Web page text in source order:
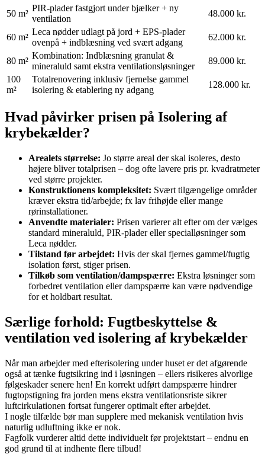
50 m²
PIR-plader fastgjort under bjælker + ny
ventilation
48.000 kr.
60 m²
Leca nødder udlagt på jord + EPS-plader
ovenpå + indblæsning ved svært adgang
62.000 kr.
80 m²
Kombination: Indblæsning granulat &
mineraluld samt ekstra ventilationsløsninger
89.000 kr.
100
m²
Totalrenovering inklusiv fjernelse gammel
isolering & etablering ny adgang
128.000 kr.
Hvad påvirker prisen på Isolering af
krybekælder?
Arealets størrelse: Jo større areal der skal isoleres, desto
højere bliver totalprisen – dog ofte lavere pris pr. kvadratmeter
ved større projekter.
Konstruktionens kompleksitet: Svært tilgængelige områder
kræver ekstra tid/arbejde; fx lav frihøjde eller mange
rørinstallationer.
Anvendte materialer: Prisen varierer alt efter om der vælges
standard mineraluld, PIR-plader eller specialløsninger som
Leca nødder.
Tilstand før arbejdet: Hvis der skal fjernes gammel/fugtig
isolation først, stiger prisen.
Tilkøb som ventilation/dampspærre: Ekstra løsninger som
forbedret ventilation eller dampspærre kan være nødvendige
for et holdbart resultat.
Særlige forhold: Fugtbeskyttelse &
ventilation ved isolering af krybekælder
Når man arbejder med efterisolering under huset er det afgørende
også at tænke fugtsikring ind i løsningen – ellers risikeres alvorlige
følgeskader senere hen! En korrekt udført dampspærre hindrer
fugtopstigning fra jorden mens ekstra ventilationsriste sikrer
luftcirkulationen fortsat fungerer optimalt efter arbejdet.
I nogle tilfælde bør man supplere med mekanisk ventilation hvis
naturlig udluftning ikke er nok.
Fagfolk vurderer altid dette individuelt før projektstart – endnu en
god grund til at indhente flere tilbud!